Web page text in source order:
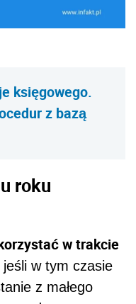
księgowego.
z bazą
roku
w trakcie
jeśli w tym czasie
z małego